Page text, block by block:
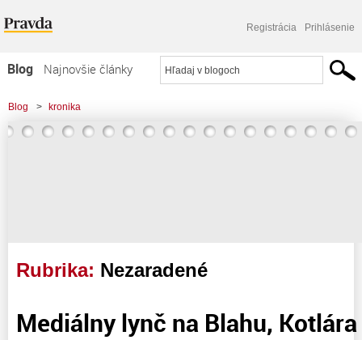
Registrácia Prihlásenie
Blog
Najnovšie články
Najčítanejšie články
Najkomentovanejšie články
Blog > kronika
Rubrika: Nezaradené
Mediálny lynč na Blahu,